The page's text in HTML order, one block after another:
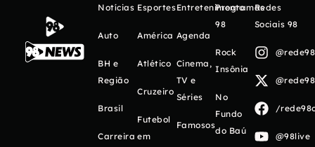
Notícias
Auto
BH e
Região
Brasil
Carreira
Esportes
América
Atlético
Cruzeiro
Futebol
em
Entretenimento
Agenda
Cinema,
TV e
Séries
Famosos
Programas
98
Rock
Insônia
No
Fundo
do Baú
Redes
Sociais 98
/
@98live